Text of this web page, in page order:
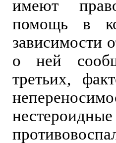
имеют
помощь в
зависимости
о ней
третьих,
нестероидные